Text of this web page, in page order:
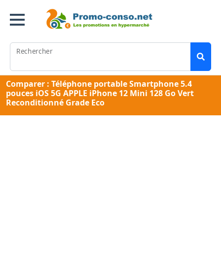
Rechercher
Comparer : Téléphone portable Smartphone 5.4
pouces iOS 5G APPLE iPhone 12 Mini 128 Go Vert
Reconditionné Grade Eco